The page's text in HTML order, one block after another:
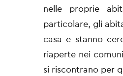
nelle proprie
particolare, gli
casa e stanno
riaperte nei
si riscontrano per